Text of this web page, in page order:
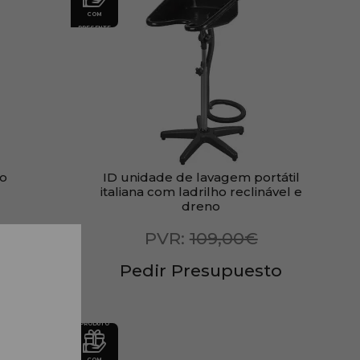
COM
PRESENTE
ID unidade de lavagem portátil
italiana com ladrilho reclinável e
dreno
PVR: 109,00€
Pedir Presupuesto
PRODUTO